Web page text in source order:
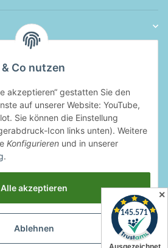
Co nutzen
akzeptieren“ gestatten Sie den
auf unserer Website: YouTube,
Sie können die Einstellung
Icon links unten). Weitere
Konfigurieren und in unserer
.
Alle akzeptieren
Ablehnen
✕